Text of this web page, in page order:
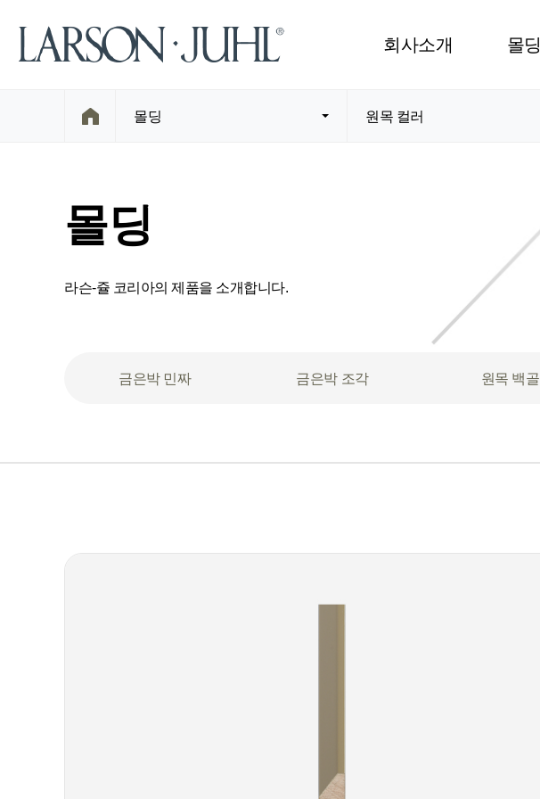
회사소개 몰딩
몰딩 원목 컬러
몰딩
라슨-쥴 코리아의 제품을 소개합니다.
금은박 민짜 금은박 조각 원목 백골